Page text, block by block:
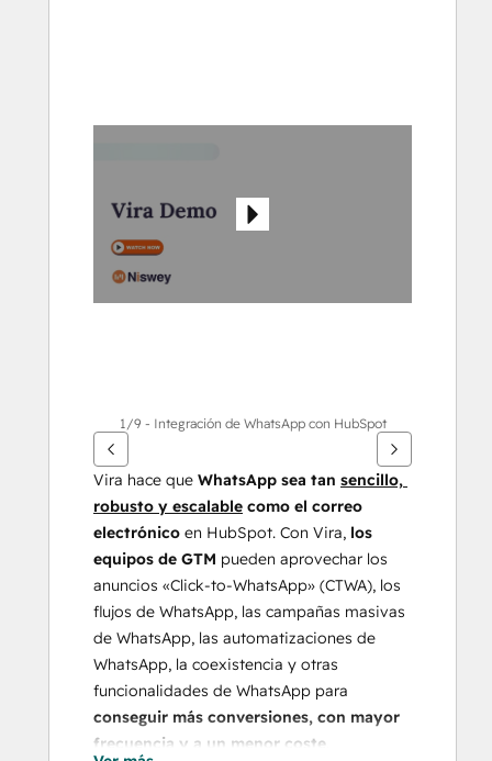
otros
elementos
1/9 - Integración de WhatsApp con HubSpot
Vira hace que WhatsApp sea tan sencillo,
robusto y escalable como el correo
electrónico en HubSpot. Con Vira, los
equipos de GTM pueden aprovechar los
anuncios «Click-to-WhatsApp» (CTWA), los
flujos de WhatsApp, las campañas masivas
de WhatsApp, las automatizaciones de
WhatsApp, la coexistencia y otras
conseguir más conversiones, con mayor
frecuencia y a un menor coste